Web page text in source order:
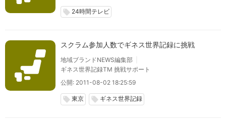
local_offer 24時間テレビ
スクラム参加人数でギネス世界記録に挑戦
地域ブランドNEWS編集部
ギネス世界記録TM 挑戦サポート
公開: 2011-08-02 18:25:59
local_offer 東京 local_offer ギネス世界記録